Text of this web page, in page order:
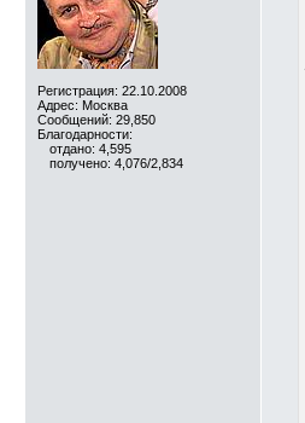
Регистрация: 22.10.2008
Адрес: Москва
Сообщений: 29,850
Благодарности:
отдано: 4,595
получено: 4,076/2,834